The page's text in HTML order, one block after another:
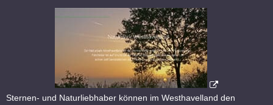
Sternen- und Naturliebhaber können im Westhavelland den